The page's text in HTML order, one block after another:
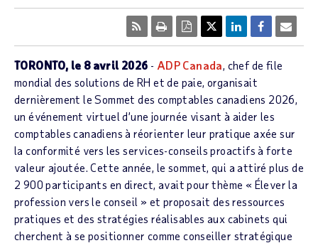
TORONTO, le 8 avril 2026 - ADP Canada, chef de file
mondial des solutions de RH et de paie, organisait
dernièrement le Sommet des comptables canadiens 2026,
un événement virtuel d’une journée visant à aider les
comptables canadiens à réorienter leur pratique axée sur
la conformité vers les services-conseils proactifs à forte
valeur ajoutée. Cette année, le sommet, qui a attiré plus de
2 900 participants en direct, avait pour thème « Élever la
profession vers le conseil » et proposait des ressources
pratiques et des stratégies réalisables aux cabinets qui
cherchent à se positionner comme conseiller stratégique